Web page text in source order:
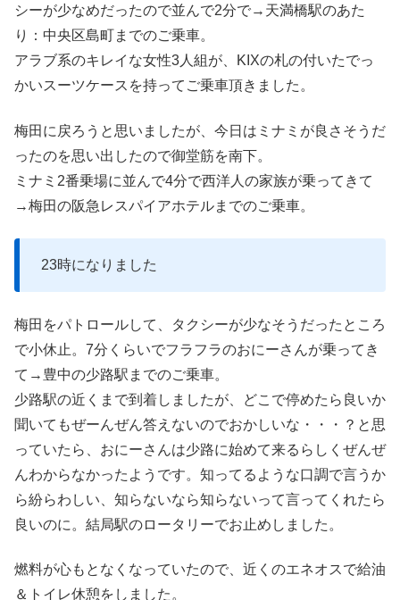
シーが少なめだったので並んで2分で→天満橋駅のあた
り：中央区島町までのご乗車。
アラブ系のキレイな女性3人組が、KIXの札の付いたでっ
かいスーツケースを持ってご乗車頂きました。
梅田に戻ろうと思いましたが、今日はミナミが良さそうだ
ったのを思い出したので御堂筋を南下。
ミナミ2番乗場に並んで4分で西洋人の家族が乗ってきて
→梅田の阪急レスパイアホテルまでのご乗車。
23時になりました
梅田をパトロールして、タクシーが少なそうだったところ
で小休止。7分くらいでフラフラのおにーさんが乗ってき
て→豊中の少路駅までのご乗車。
少路駅の近くまで到着しましたが、どこで停めたら良いか
聞いてもぜーんぜん答えないのでおかしいな・・・？と思
っていたら、おにーさんは少路に始めて来るらしくぜんぜ
んわからなかったようです。知ってるような口調で言うか
ら紛らわしい、知らないなら知らないって言ってくれたら
良いのに。結局駅のロータリーでお止めしました。
燃料が心もとなくなっていたので、近くのエネオスで給油
＆トイレ休憩をしました。